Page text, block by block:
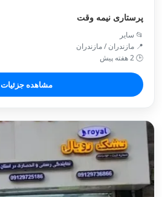
پرستاری نیمه وقت
📂 سایر
📍 مازندران / مازندران
🕒 2 هفته پیش
مشاهده جزئیات